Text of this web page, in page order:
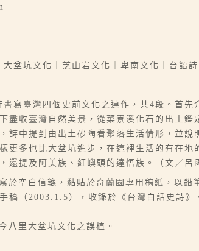
坌坑文化｜芝山岩文化｜卑南文化｜台語詩
寫臺灣四個史前文化之連作，共4段。首
盡收臺灣自然美景，從菜寮溪化石的出土
詩中提到由出土砂陶看聚落生活情形，並
更多也比大坌坑進步，在這裡生活的有在
還提及阿美族、紅嶼頭的達悟族。（文／呂
於空白信箋，黏貼於奇蘭園專用稿紙，以
稿（2003.1.5），收錄於《台灣白話史詩》
八里大坌坑文化之誤植。